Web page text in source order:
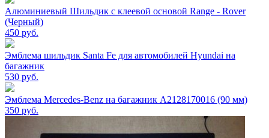
Алюминиевый Шильдик с клеевой основой Range - Rover
(Черный)
450 руб.
Эмблема шильдик Santa Fe для автомобилей Hyundai на
багажник
530 руб.
Эмблема Mercedes-Benz на багажник A2128170016 (90 мм)
350 руб.